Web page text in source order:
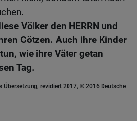
Völker den HERRN und
Götzen. Auch ihre Kinder
wie ihre Väter getan
Tag.
Übersetzung, revidiert 2017, © 2016 Deutsche